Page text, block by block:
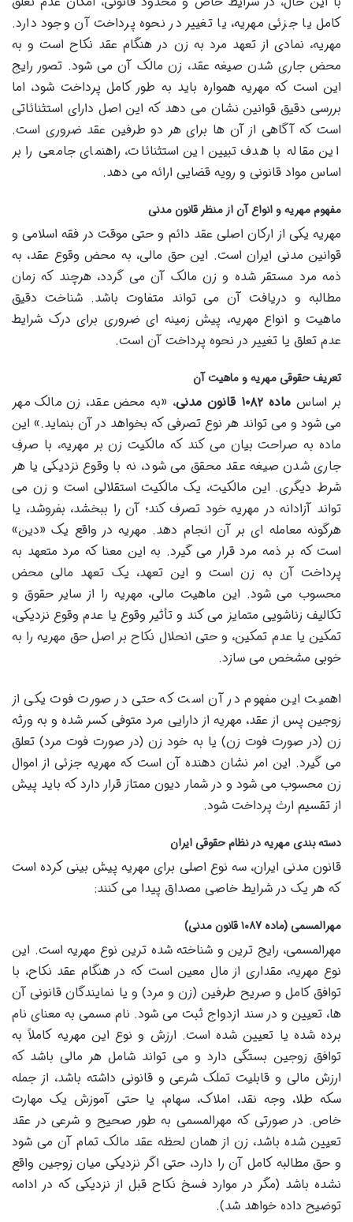
کامل یا جزئی مهریه، یا تغییر در نحوه پرداخت آن وجود دارد.
مهریه، نمادی از تعهد مرد به زن در هنگام عقد نکاح است و به
محض جاری شدن صیغه عقد، زن مالک آن می شود. تصور رایج
این است که مهریه همواره باید به طور کامل پرداخت شود، اما
بررسی دقیق قوانین نشان می دهد که این اصل دارای استثنائاتی
است که آگاهی از آن ها برای هر دو طرفین عقد ضروری است.
این مقاله با هدف تبیین این استثنائات، راهنمای جامعی را بر
اساس مواد قانونی و رویه قضایی ارائه می دهد.
مفهوم مهریه و انواع آن از منظر قانون مدنی
مهریه یکی از ارکان اصلی عقد دائم و حتی موقت در فقه اسلامی و
قوانین مدنی ایران است. این حق مالی، به محض وقوع عقد، به
ذمه مرد مستقر شده و زن مالک آن می گردد، هرچند که زمان
مطالبه و دریافت آن می تواند متفاوت باشد. شناخت دقیق
ماهیت و انواع مهریه، پیش زمینه ای ضروری برای درک شرایط
عدم تعلق یا تغییر در نحوه پرداخت آن است.
تعریف حقوقی مهریه و ماهیت آن
بر اساس ماده ۱۰۸۲ قانون مدنی
، «به محض عقد، زن مالک مهر
می شود و می تواند هر نوع تصرفی که بخواهد در آن بنماید.» این
ماده به صراحت بیان می کند که مالکیت زن بر مهریه، با صرفِ
جاری شدن صیغه عقد محقق می شود، نه با وقوع نزدیکی یا هر
شرط دیگری. این مالکیت، یک مالکیت استقلالی است و زن می
تواند آزادانه در مهریه خود تصرف کند؛ آن را ببخشد، بفروشد، یا
هرگونه معامله ای بر آن انجام دهد. مهریه در واقع یک «دین»
است که بر ذمه مرد قرار می گیرد. به این معنا که مرد متعهد به
پرداخت آن به زن است و این تعهد، یک تعهد مالی محض
محسوب می شود. این ماهیت مالی، مهریه را از سایر حقوق و
تکالیف زناشویی متمایز می کند و تأثیر وقوع یا عدم وقوع نزدیکی،
تمکین یا عدم تمکین، و حتی انحلال نکاح بر اصل حق مهریه را به
خوبی مشخص می سازد.
اهمیت این مفهوم در آن است که حتی در صورت فوت یکی از
زوجین پس از عقد، مهریه از دارایی مرد متوفی کسر شده و به ورثه
زن (در صورت فوت زن) یا به خود زن (در صورت فوت مرد) تعلق
می گیرد. این امر نشان دهنده آن است که مهریه جزئی از اموال
زن محسوب می شود و در شمار دیون ممتاز قرار دارد که باید پیش
از تقسیم ارث پرداخت شود.
دسته بندی مهریه در نظام حقوقی ایران
قانون مدنی ایران، سه نوع اصلی برای مهریه پیش بینی کرده است
که هر یک در شرایط خاصی مصداق پیدا می کنند:
مهرالمسمی (ماده ۱۰۸۷ قانون مدنی)
مهرالمسمی، رایج ترین و شناخته شده ترین نوع مهریه است. این
نوع مهریه، مقداری از مال معین است که در هنگام عقد نکاح، با
توافق کامل و صریح طرفین (زن و مرد) و یا نمایندگان قانونی آن
ها، تعیین و در سند ازدواج ثبت می شود. نام مسمی به معنای نام
برده شده یا تعیین شده است. ارزش و نوع این مهریه کاملاً به
توافق زوجین بستگی دارد و می تواند شامل هر مالی باشد که
ارزش مالی و قابلیت تملک شرعی و قانونی داشته باشد، از جمله
سکه طلا، وجه نقد، املاک، سهام، یا حتی آموزش یک مهارت
خاص. در صورتی که مهرالمسمی به طور صحیح و شرعی در عقد
تعیین شده باشد، زن از همان لحظه عقد مالک تمام آن می شود
و حق مطالبه کامل آن را دارد، حتی اگر نزدیکی میان زوجین واقع
نشده باشد (مگر در موارد فسخ نکاح قبل از نزدیکی که در ادامه
توضیح داده خواهد شد).